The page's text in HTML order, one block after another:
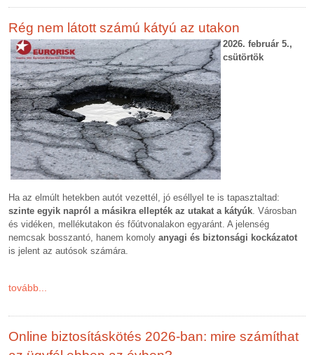
Rég nem látott számú kátyú az utakon
2026. február 5.,
csütörtök
Ha az elmúlt hetekben autót vezettél, jó eséllyel te is tapasztaltad:
szinte egyik napról a másikra ellepték az utakat a kátyúk. Városban
és vidéken, mellékutakon és főútvonalakon egyaránt. A jelenség
nemcsak bosszantó, hanem komoly anyagi és biztonsági kockázatot
is jelent az autósok számára.
tovább...
Online biztosításkötés 2026-ban: mire számíthat